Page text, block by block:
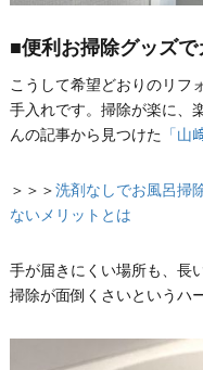
■便利お掃除グッズで
こうして希望どおりのリフ
手入れです。掃除が楽に、
んの記事から見つけた 「山
＞＞＞洗剤なしでお風呂掃
ないメリットとは
手が届きにくい場所も、長
掃除が面倒くさいというハ